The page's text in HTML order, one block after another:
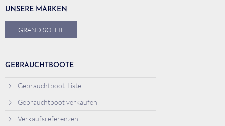
UNSERE MARKEN
GRAND SOLEIL
GEBRAUCHTBOOTE
Gebrauchtboot-Liste
Gebrauchtboot verkaufen
Verkaufsreferenzen